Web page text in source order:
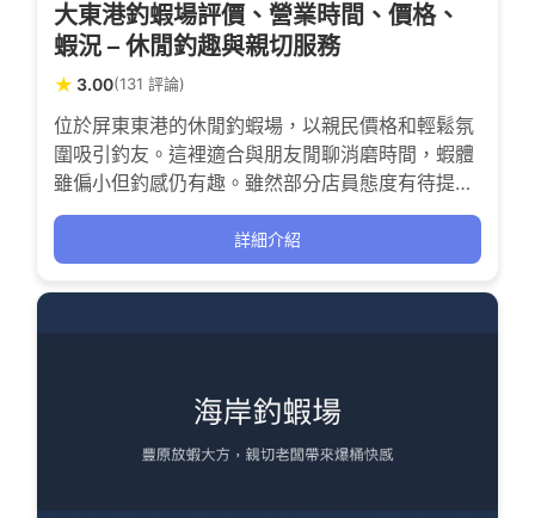
大東港釣蝦場評價、營業時間、價格、
蝦況 – 休閒釣趣與親切服務
★ 3.00(131 評論)
位於屏東東港的休閒釣蝦場，以親民價格和輕鬆氛
圍吸引釣友。這裡適合與朋友閒聊消磨時間，蝦體
雖偏小但釣感仍有趣。雖然部分店員態度有待提
升，但也有釣友感受到細心指導與協助，適合新手
與休閒釣客來此體驗釣蝦樂趣。
詳細介紹